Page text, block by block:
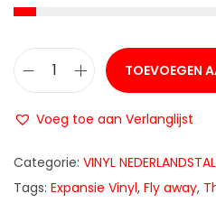
S
t
TOEVOEGEN
Voeg toe aan Verlanglijst
Categorie: VINYL
Tags: Expansie Vinyl, Fly away,